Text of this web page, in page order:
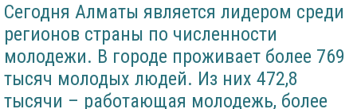
Сегодня Алматы является лидером среди
регионов страны по численности
молодежи. В городе проживает более 769
тысяч молодых людей. Из них 472,8
тысячи – работающая молодежь, более